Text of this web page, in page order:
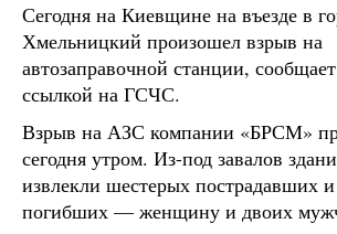
Сегодня на Киевщине на въезде в
Хмельницкий произошел взрыв на
автозаправочной станции, сообщает
ссылкой на ГСЧС.
Взрыв на АЗС компании «БРСМ»
сегодня утром. Из-под завалов
извлекли шестерых пострадавших
погибших — женщину и двоих